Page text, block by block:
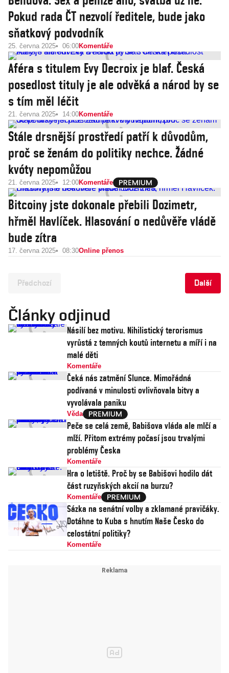
Pokud rada ČT nezvolí ředitele, bude jako
sňatkový podvodník
25. června 2025 06:00Komentáře
Aféra s titulem Evy Decroix je blaf. Česká
posedlost tituly je ale odvěká a národ by se
s tím měl léčit
21. června 2025 14:00Komentáře
Stále drsnější prostředí patří k důvodům,
proč se ženám do politiky nechce. Žádné
kvóty nepomůžou
21. června 2025 12:00Komentáře
Bitcoiny jste dokonale přebili Dozimetr,
hřměl Havlíček. Hlasování o nedůvěře vládě
bude zítra
17. června 2025 08:30Online přenos
Předchozí Další
Články odjinud
Násilí bez motivu. Nihilistický terorismus
vyrůstá z temných koutů internetu a míří i na
malé děti
Komentáře
Čeká nás zatmění Slunce. Mimořádná
podívaná v minulosti ovlivňovala bitvy a
vyvolávala paniku
Věda
Peče se celá země, Babišova vláda ale mlčí a
mlží. Přitom extrémy počasí jsou trvalými
problémy Česka
Komentáře
Hra o letiště. Proč by se Babišovi hodilo dát
část ruzyňských akcií na burzu?
Komentáře
Sázka na senátní volby a zklamané pravičáky.
Dotáhne to Kuba s hnutím Naše Česko do
celostátní politiky?
Komentáře